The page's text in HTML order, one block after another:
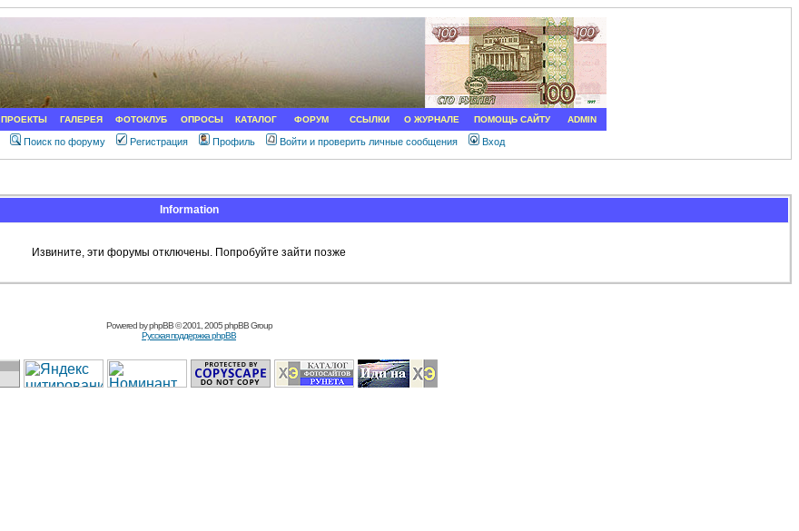
ПРОЕКТЫ ГАЛЕРЕЯ ФОТОКЛУБ ОПРОСЫ КАТАЛОГ ФОРУМ ССЫЛКИ О ЖУРНАЛЕ ПОМОЩЬ САЙТУ ADMIN
Поиск по форуму Регистрация Профиль Войти и проверить личные сообщения Вход
Information
Извините, эти форумы отключены. Попробуйте зайти позже
Powered byphpBB© 2001, 2005 phpBB Group
Русская поддержка phpBB